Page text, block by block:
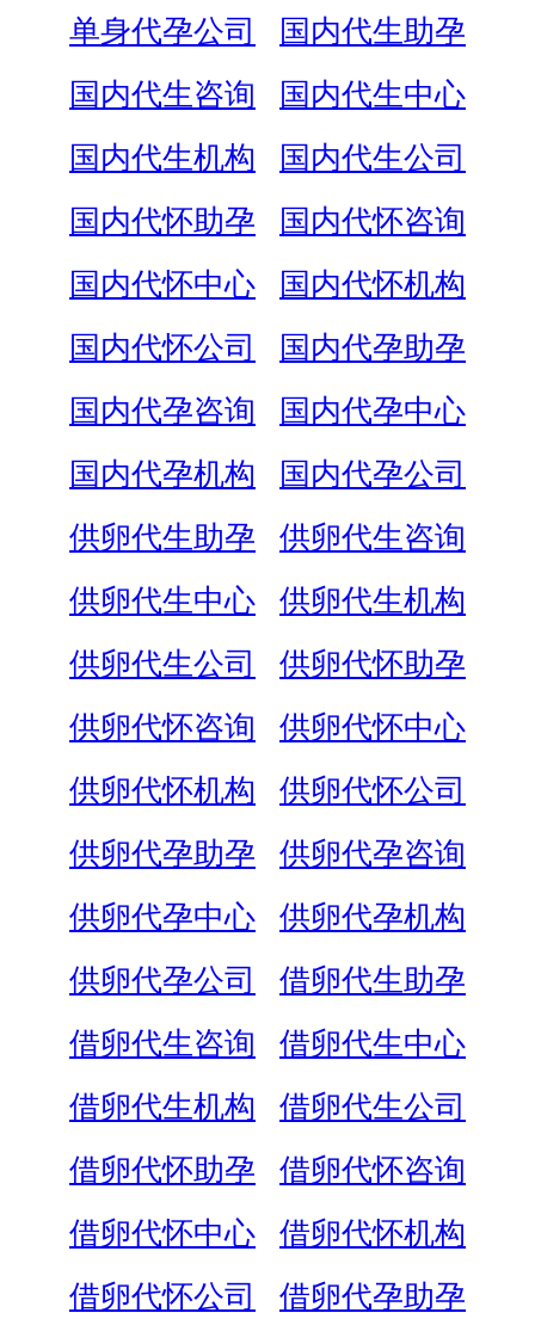
单身代孕公司
国内代生助孕
国内代生咨询
国内代生中心
国内代生机构
国内代生公司
国内代怀助孕
国内代怀咨询
国内代怀中心
国内代怀机构
国内代怀公司
国内代孕助孕
国内代孕咨询
国内代孕中心
国内代孕机构
国内代孕公司
供卵代生助孕
供卵代生咨询
供卵代生中心
供卵代生机构
供卵代生公司
供卵代怀助孕
供卵代怀咨询
供卵代怀中心
供卵代怀机构
供卵代怀公司
供卵代孕助孕
供卵代孕咨询
供卵代孕中心
供卵代孕机构
供卵代孕公司
借卵代生助孕
借卵代生咨询
借卵代生中心
借卵代生机构
借卵代生公司
借卵代怀助孕
借卵代怀咨询
借卵代怀中心
借卵代怀机构
借卵代怀公司
借卵代孕助孕